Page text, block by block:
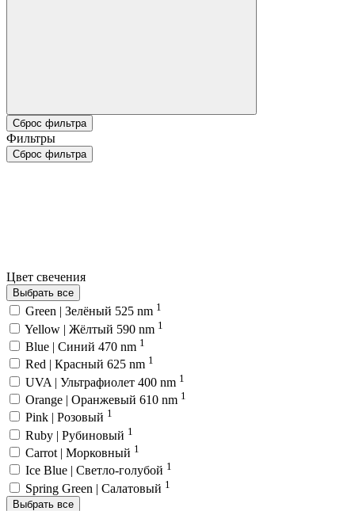
Сброс фильтра
Фильтры
Сброс фильтра
Цвет свечения
Выбрать все
Green | Зелёный 525 nm 1
Yellow | Жёлтый 590 nm 1
Blue | Синий 470 nm 1
Red | Красный 625 nm 1
UVA | Ультрафиолет 400 nm 1
Orange | Оранжевый 610 nm 1
Pink | Розовый 1
Ruby | Рубиновый 1
Carrot | Морковный 1
Ice Blue | Светло-голубой 1
Spring Green | Салатовый 1
Выбрать все